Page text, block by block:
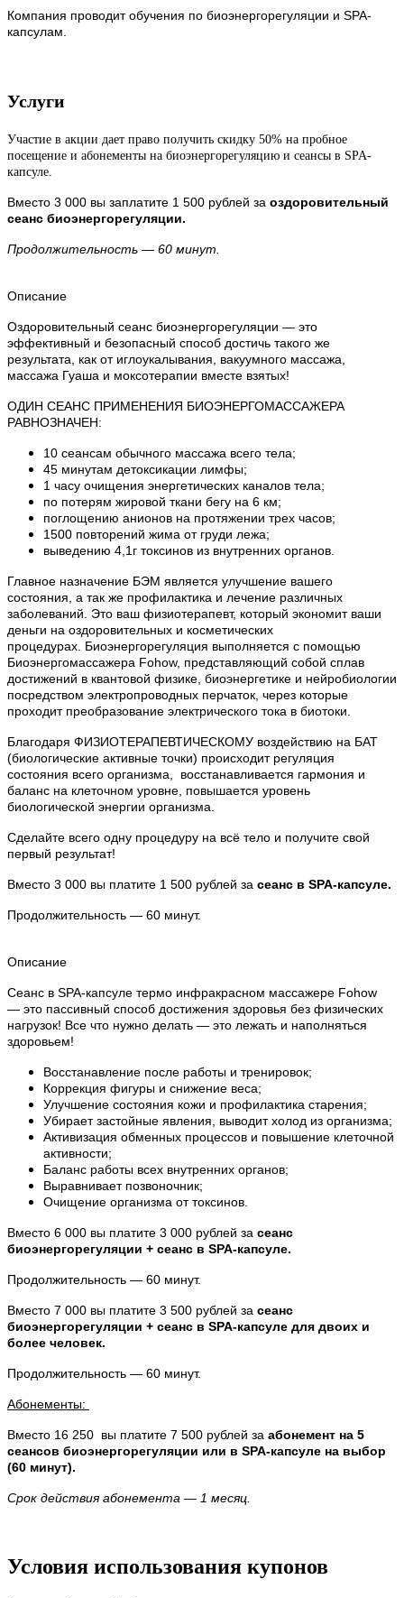
Компания проводит обучения по биоэнергорегуляции и SPA-
капсулам.
Услуги
Участие в акции дает право получить скидку 50% на пробное
посещение и абонементы на биоэнергорегуляцию и сеансы в SPA-
капсуле.
Вместо 3 000 вы заплатите 1 500 рублей за оздоровительный
сеанс биоэнергорегуляции.
Продолжительность — 60 минут.
Описание
Оздоровительный сеанс биоэнергорегуляции — это
эффективный и безопасный способ достичь такого же
результата, как от иглоукалывания, вакуумного массажа,
массажа Гуаша и моксотерапии вместе взятых!
ОДИН СЕАНС ПРИМЕНЕНИЯ БИОЭНЕРГОМАССАЖЕРА
РАВНОЗНАЧЕН:
10 сеансам обычного массажа всего тела;
45 минутам детоксикации лимфы;
1 часу очищения энергетических каналов тела;
по потерям жировой ткани бегу на 6 км;
поглощению анионов на протяжении трех часов;
1500 повторений жима от груди лежа;
выведению 4,1г токсинов из внутренних органов.
Главное назначение БЭМ является улучшение вашего
состояния, а так же профилактика и лечение различных
заболеваний. Это ваш физиотерапевт, который экономит ваши
деньги на оздоровительных и косметических
процедурах. Биоэнергорегуляция выполняется с помощью
Биоэнергомассажера Fohow, представляющий собой сплав
достижений в квантовой физике, биоэнергетике и нейробиологии
посредством электропроводных перчаток, через которые
проходит преобразование электрического тока в биотоки.
Благодаря ФИЗИОТЕРАПЕВТИЧЕСКОМУ воздействию на БАТ
(биологические активные точки) происходит регуляция
состояния всего организма, восстанавливается гармония и
баланс на клеточном уровне, повышается уровень
биологической энергии организма.
Сделайте всего одну процедуру на всё тело и получите свой
первый результат!
Вместо 3 000 вы платите 1 500 рублей за сеанс в SPA-капсуле.
Продолжительность — 60 минут.
Описание
Сеанс в SPA-капсуле термо инфракрасном массажере Fohow
— это пассивный способ достижения здоровья без физических
нагрузок! Все что нужно делать — это лежать и наполняться
здоровьем!
Восстанавление после работы и тренировок;
Коррекция фигуры и снижение веса;
Улучшение состояния кожи и профилактика старения;
Убирает застойные явления, выводит холод из организма;
Активизация обменных процессов и повышение клеточной
активности;
Баланс работы всех внутренних органов;
Выравнивает позвоночник;
Очищение организма от токсинов.
Вместо 6 000 вы платите 3 000 рублей за сеанс
биоэнергорегуляции + сеанс в SPA-капсуле.
Продолжительность — 60 минут.
Вместо 7 000 вы платите 3 500 рублей за сеанс
биоэнергорегуляции + сеанс в SPA-капсуле для двоих и
более человек.
Продолжительность — 60 минут.
Абонементы:
Вместо 16 250 вы платите 7 500 рублей за абонемент на 5
сеансов биоэнергорегуляции или в SPA-капсуле на выбор
(60 минут).
Срок действия абонемента — 1 месяц.
Условия использования купонов